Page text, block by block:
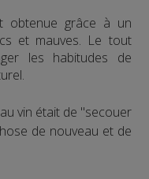
obtenue grâce à un
et mauves. Le tout
les habitudes de
vin était de "secouer
de nouveau et de